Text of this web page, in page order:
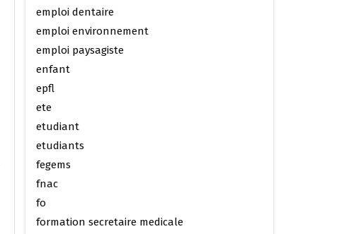
emploi dentaire
emploi environnement
emploi paysagiste
enfant
epfl
ete
etudiant
etudiants
fegems
fnac
fo
formation secretaire medicale